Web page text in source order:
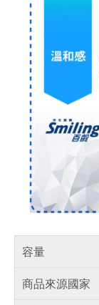
容量
商品來源國家